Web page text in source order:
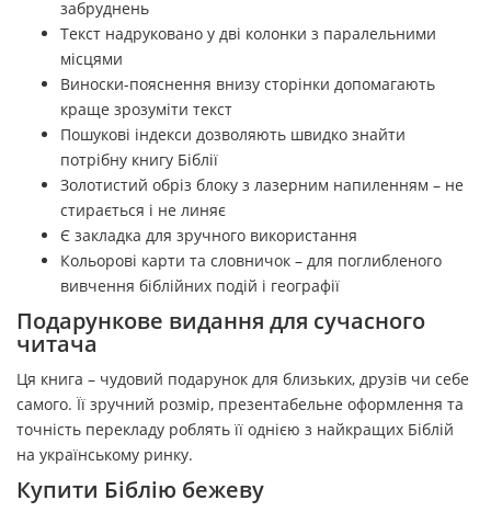
забруднень
Текст надруковано у дві колонки з паралельними
місцями
Виноски-пояснення внизу сторінки допомагають
краще зрозуміти текст
Пошукові індекси дозволяють швидко знайти
потрібну книгу Біблії
Золотистий обріз блоку з лазерним напиленням – не
стирається і не линяє
Є закладка для зручного використання
Кольорові карти та словничок – для поглибленого
вивчення біблійних подій і географії
Подарункове видання для сучасного
читача
Ця книга – чудовий подарунок для близьких, друзів чи себе
самого. Її зручний розмір, презентабельне оформлення та
точність перекладу роблять її однією з найкращих Біблій
на українському ринку.
Купити Біблію бежеву